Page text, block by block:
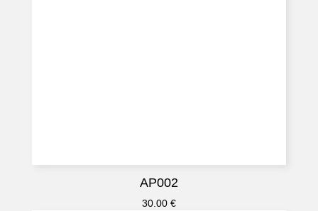
AP002
30.00 €